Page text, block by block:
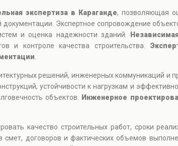
экспертиза в Караганде, позволяющая
Экспертное сопровождение
и оценка надежности зданий.
и контроле качества строительства.
решений, инженерных коммуникаций и
устойчивости к нагрузкам и
объектов.
Инженерное
качество строительных работ, сроки
смет, договоров и фактических объемов